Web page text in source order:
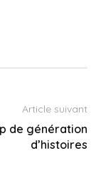
Article suivant
de génération
d’histoires